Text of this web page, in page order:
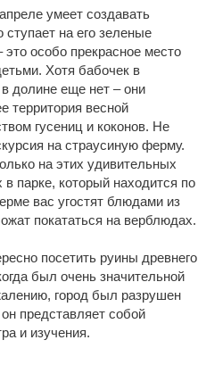
умеет создавать
на его зеленые
особо прекрасное место
Хотя бабочек в
долине еще нет – они
территория весной
гусениц и коконов. Не
на страусиную ферму.
на этих удивительных
парке, который находится по
вас угостят блюдами из
покататься на верблюдах.
посетить руины древнего
был очень значительной
город был разрушен
представляет собой
и изучения.